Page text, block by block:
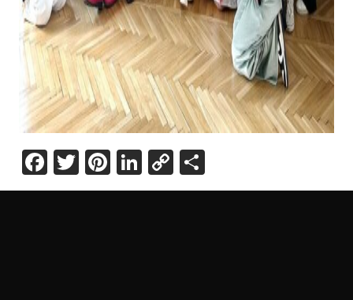
Facebook
Twitter
Pinterest
LinkedIn
Copy
Link
Share